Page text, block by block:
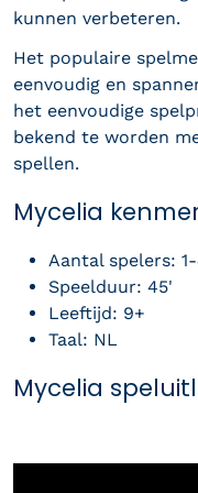
kunnen verbeteren.
Het populaire
eenvoudig en
het eenvoudige
bekend te worden
spellen.
Mycelia
Aantal spelers:
Speelduur: 45'
Leeftijd: 9+
Taal: NL
Mycelia